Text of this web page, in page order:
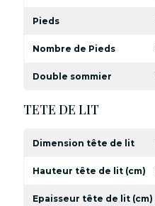
Pieds
Nombre de Pieds
Double sommier
TETE DE LIT
Dimension tête de lit
Hauteur tête de lit (cm)
Epaisseur tête de lit (cm)